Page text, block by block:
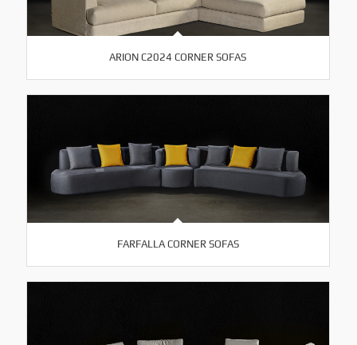
ARION C2024 CORNER SOFAS
FARFALLA CORNER SOFAS